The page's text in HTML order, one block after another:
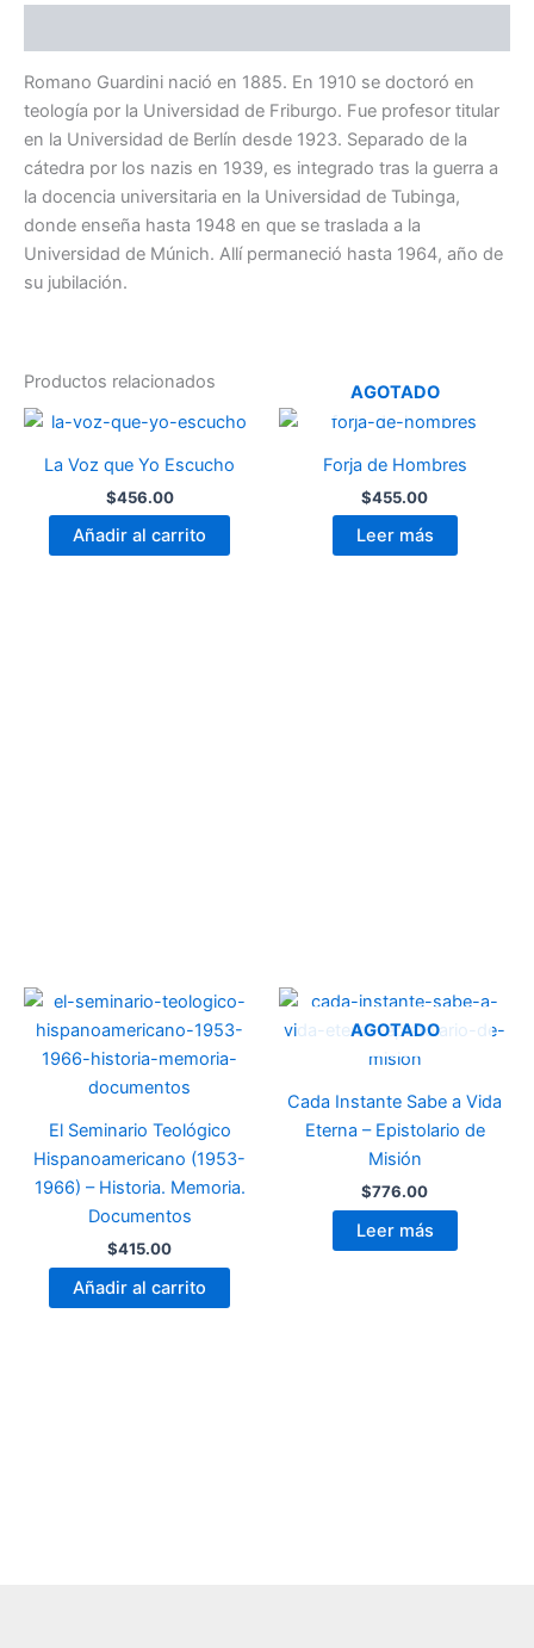
de
lo
Viviente-
Concreto
cantidad
Romano Guardini nació en 1885. En 1910 se doctoró en
teología por la Universidad de Friburgo. Fue profesor titular
en la Universidad de Berlín desde 1923. Separado de la
cátedra por los nazis en 1939, es integrado tras la guerra a
la docencia universitaria en la Universidad de Tubinga,
donde enseña hasta 1948 en que se traslada a la
Universidad de Múnich. Allí permaneció hasta 1964, año de
su jubilación.
Productos relacionados
La Voz que Yo Escucho
$456.00
Añadir al carrito
AGOTADO
Forja de Hombres
$455.00
Leer más
El Seminario Teológico
Hispanoamericano (1953-
1966) – Historia. Memoria.
Documentos
$415.00
Añadir al carrito
AGOTADO
Cada Instante Sabe a Vida
Eterna – Epistolario de
Misión
$776.00
Leer más